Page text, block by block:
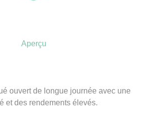
Aperçu
ouvert de longue journée avec une
et des rendements élevés.